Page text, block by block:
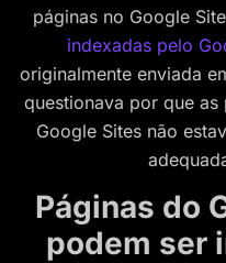
páginas no Google
indexadas pelo
originalmente enviada
questionava por que as
Google Sites não
Páginas do
podem ser